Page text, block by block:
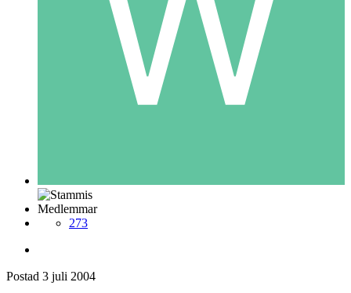
Medlemmar
273
Postad 3 juli 2004